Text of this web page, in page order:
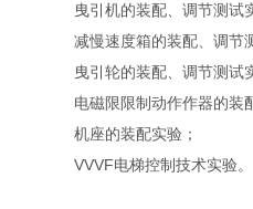
曳引机的装配、调节测试
减慢速度箱的装配、调节
曳引轮的装配、调节测试
电磁限限制动作作器的装
机座的装配实验；
VVVF电梯控制技术实验。